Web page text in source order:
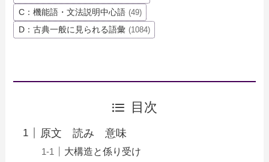
C：機能語・文法説明中心語 (49)
D：古典一般に見られる語彙 (1084)
目次
原文 読み 意味
大構造と係り受け